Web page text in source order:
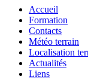
Accueil
Formation
Contacts
Météo terrain
Localisation
Actualités
Liens